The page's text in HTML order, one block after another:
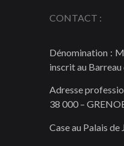
CONTACT :
Dénomination :
inscrit au
Adresse
38 000 –
Case au Palais